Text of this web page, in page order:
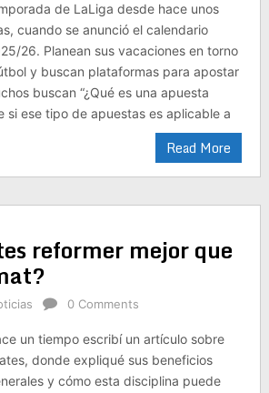
de LaLiga desde hace unos
cuando se anunció el calendario
26. Planean sus vacaciones en torno
y buscan plataformas para apostar
buscan “¿Qué es una apuesta
si ese tipo de apuestas es aplicable a
Read More
reformer mejor que
0 Comments
un tiempo escribí un artículo sobre
donde expliqué sus beneficios
y cómo esta disciplina puede